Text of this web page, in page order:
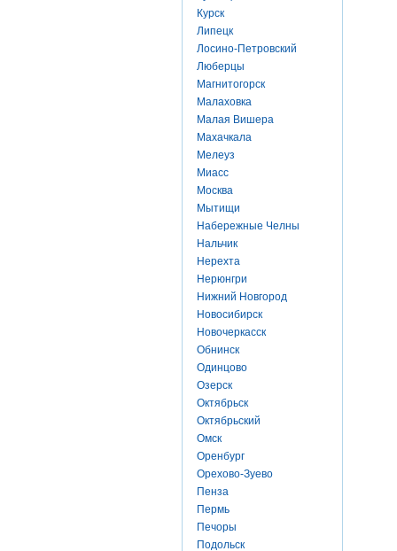
Курск
Липецк
Лосино-Петровский
Люберцы
Магнитогорск
Малаховка
Малая Вишера
Махачкала
Мелеуз
Миасс
Москва
Мытищи
Набережные Челны
Нальчик
Нерехта
Нерюнгри
Нижний Новгород
Новосибирск
Новочеркасск
Обнинск
Одинцово
Озерск
Октябрьск
Октябрьский
Омск
Оренбург
Орехово-Зуево
Пенза
Пермь
Печоры
Подольск